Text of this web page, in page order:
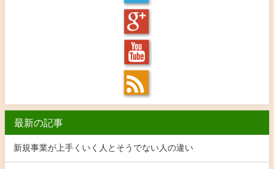
最新の記事
新規事業が上手くいく人とそうでない人の違い